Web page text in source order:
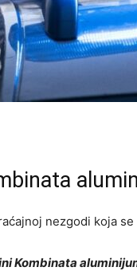
nezgodi koja
Kombinata